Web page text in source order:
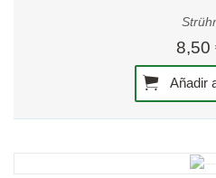
8,50
Añadir